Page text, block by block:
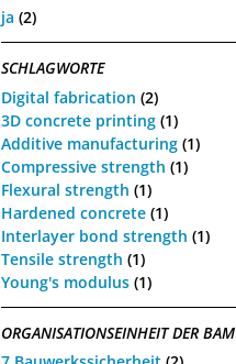
ja (2)
SCHLAGWORTE
Digital fabrication (2)
3D concrete printing (1)
Additive manufacturing (1)
Compressive strength (1)
Flexural strength (1)
Hardened concrete (1)
Interlayer bond strength (1)
Tensile strength (1)
Young's modulus (1)
ORGANISATIONSEINHEIT DER BAM